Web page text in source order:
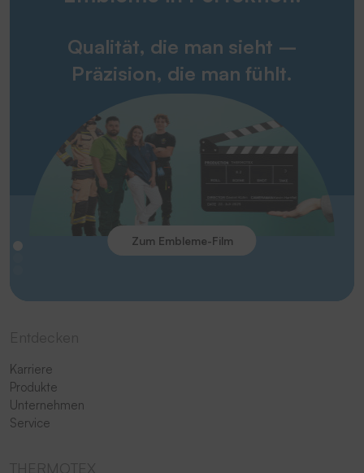
Qualität, die man sieht –
Präzision, die man fühlt.
Zum Embleme-Film
Karriere
Produkte
Unternehmen
Service